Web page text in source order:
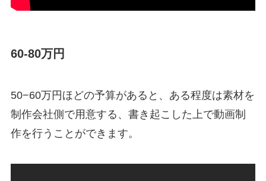
60-80万円
50−60万円ほどの予算があると、ある程度は素材を
制作会社側で用意する、書き起こした上で動画制
作を行うことができます。